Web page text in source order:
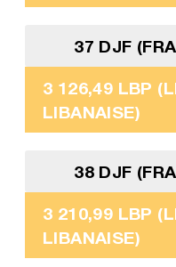
37 DJF
3 126,49 LBP
LIBANAISE)
38 DJF
3 210,99 LBP
LIBANAISE)